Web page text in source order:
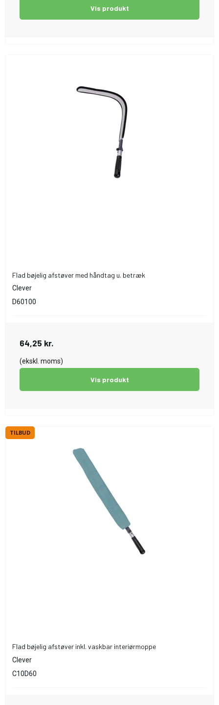
Vis produkt
Flad bøjelig afstøver med håndtag u. betræk
Clever
D60100
64,25 kr.
(ekskl. moms)
Vis produkt
TILBUD
Flad bøjelig afstøver inkl. vaskbar interiørmoppe
Clever
C10D60